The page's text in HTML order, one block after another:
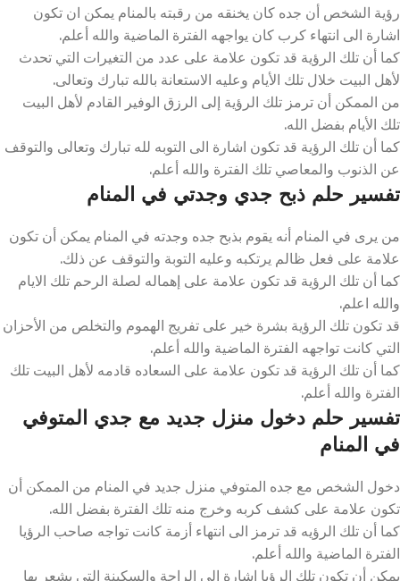
رؤية الشخص أن جده كان يخنقه من رقبته بالمنام يمكن ان تكون
اشارة الى انتهاء كرب كان يواجهه الفترة الماضية والله أعلم.
كما أن تلك الرؤية قد تكون علامة على عدد من التغيرات التي تحدث
لأهل البيت خلال تلك الأيام وعليه الاستعانة بالله تبارك وتعالى.
من الممكن أن ترمز تلك الرؤية إلى الرزق الوفير القادم لأهل البيت
تلك الأيام بفضل الله.
كما أن تلك الرؤية قد تكون اشارة الى التوبه لله تبارك وتعالى والتوقف
عن الذنوب والمعاصي تلك الفترة والله أعلم.
تفسير حلم ذبح جدي وجدتي في المنام
من يرى في المنام أنه يقوم بذبح جده وجدته في المنام يمكن أن تكون
علامة على فعل ظالم يرتكبه وعليه التوبة والتوقف عن ذلك.
كما أن تلك الرؤية قد تكون علامة على إهماله لصلة الرحم تلك الايام
والله اعلم.
قد تكون تلك الرؤية بشرة خير على تفريج الهموم والتخلص من الأحزان
التي كانت تواجهه الفترة الماضية والله أعلم.
كما أن تلك الرؤية قد تكون علامة على السعاده قادمه لأهل البيت تلك
الفترة والله أعلم.
تفسير حلم دخول منزل جديد مع جدي المتوفي
في المنام
دخول الشخص مع جده المتوفي منزل جديد في المنام من الممكن أن
تكون علامة على كشف كربه وخرج منه تلك الفترة بفضل الله.
كما أن تلك الرؤيه قد ترمز الى انتهاء أزمة كانت تواجه صاحب الرؤيا
الفترة الماضية والله أعلم.
يمكن أن تكون تلك الرؤيا اشارة الى الراحة والسكينة التي يشعر بها